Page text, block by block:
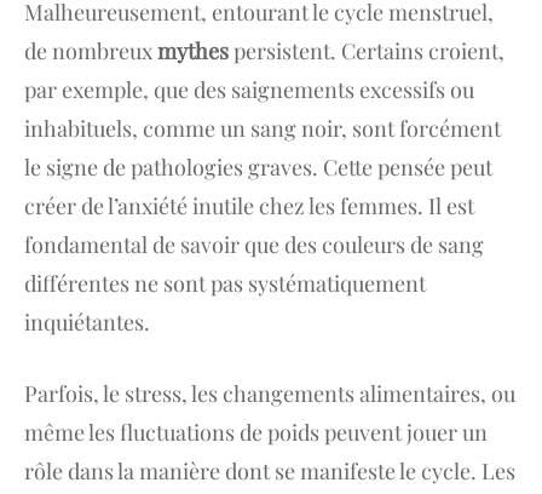
Malheureusement, entourant le cycle menstruel,
de nombreuxmythespersistent. Certains croient,
par exemple, que des saignements excessifs ou
inhabituels, comme un sang noir, sont forcément
le signe de pathologies graves. Cette pensée peut
créer de l’anxiété inutile chez les femmes. Il est
fondamental de savoir que des couleurs de sang
différentes ne sont pas systématiquement
inquiétantes.
Parfois, le stress, les changements alimentaires, ou
même les fluctuations de poids peuvent jouer un
rôle dans la manière dont se manifeste le cycle. Les